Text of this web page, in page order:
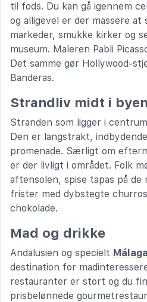
til fods. Du kan gå igennem
og alligevel er der massere at
markeder, smukke kirker og
museum. Maleren Pabli
Det samme gør Hollywood-
Banderas.
Strandliv midt i byen
Stranden som ligger i
Den er langstrakt,
promenade. Særligt om
er der livligt i området. Folk
aftensolen, spise tapas på de
frister med dybstegte
chokolade.
Mad og drikke
Andalusien og specielt Málaga
destination for
restauranter er stort og du
prisbelønnede